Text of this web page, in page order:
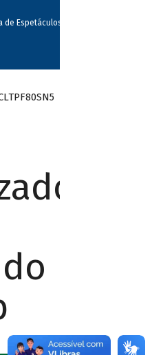
de Espetáculos